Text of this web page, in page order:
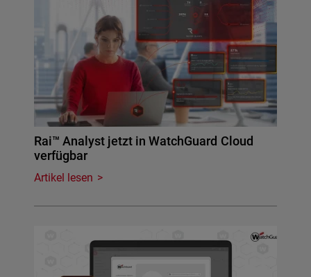
Rai™ Analyst jetzt in WatchGuard Cloud
verfügbar
Artikel lesen